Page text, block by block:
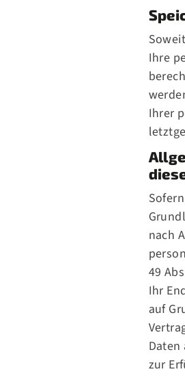
Ihre
Ihrer
nach
49
Ihr
auf
Daten
zur